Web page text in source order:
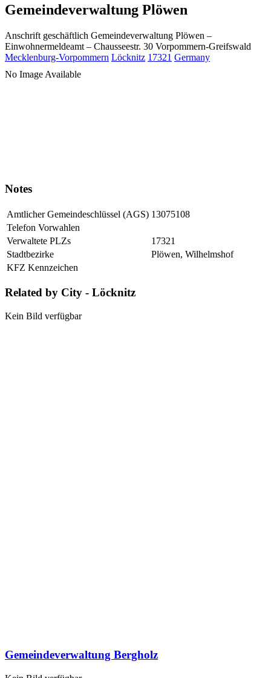
Gemeindeverwaltung Plöwen
Anschrift geschäftlich Gemeindeverwaltung Plöwen –
Einwohnermeldeamt – Chausseestr. 30 Vorpommern-Greifswald
Mecklenburg-Vorpommern Löcknitz 17321 Germany
No Image Available
Notes
Amtlicher Gemeindeschlüssel (AGS) 13075108
Telefon Vorwahlen
Verwaltete PLZs
17321
Stadtbezirke
Plöwen, Wilhelmshof
KFZ Kennzeichen
Related by City - Löcknitz
Kein Bild verfügbar
Gemeindeverwaltung Bergholz